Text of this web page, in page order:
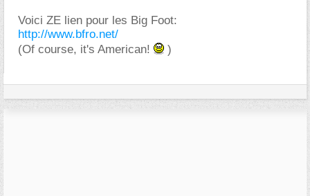
Voici ZE lien pour les Big Foot:
http://www.bfro.net/
(Of course, it's American!
)